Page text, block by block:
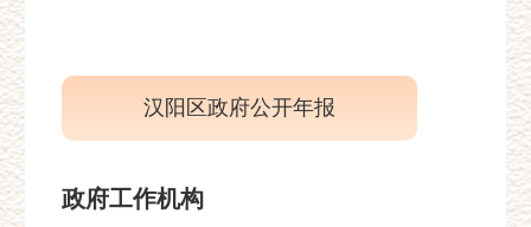
汉阳区政府公开年报
政府工作机构